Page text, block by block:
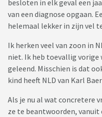
besloten in elk geval een
van een diagnose opgaan.
helemaal lekker in zijn vel
Ik herken veel van zoon in
niet. Ik heb toevallig vorige
geleend. Misschien is dat
kind heeft NLD van Karl
Als je nu al wat concretere
ze te beantwoorden, vanuit